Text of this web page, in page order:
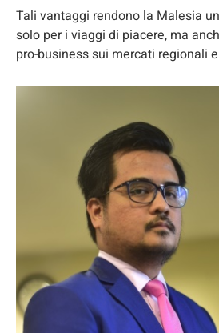
Tali vantaggi rendono la Malesia
solo per i viaggi di piacere, ma
pro-business sui mercati regionali